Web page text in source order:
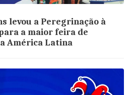
levou a Peregrinação à
a maior feira de
América Latina